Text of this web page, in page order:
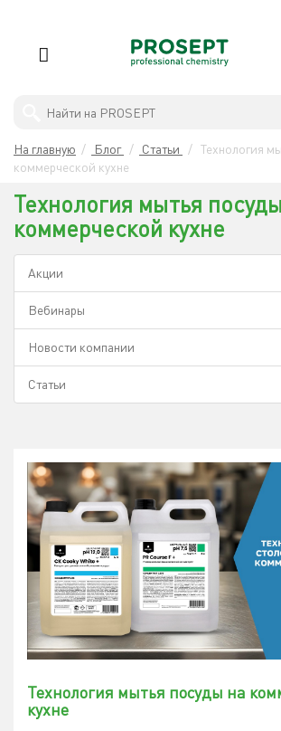
×
Профессиональны моющие средства
Бытовая химия
Защита древесины
Готовые решения
Хиты продаж
PROSEPT
ЛЕРУА
МЕРЛЕН
На главную / Блог / Статьи / Технология
коммерческой кухне
Технология мытья
коммерческой кухне
Акции
Вебинары
Новости компании
Статьи
Технология мытья посуды на
кухне